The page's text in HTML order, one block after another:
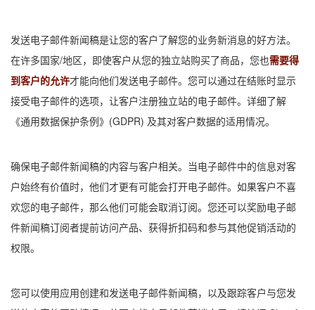
发送电子邮件新闻稿是让您的客户了解您的业务新消息的好方法。
在许多国家/地区，即使客户从您的独立站购买了商品，您也需要得
到客户的允许才能向他们发送电子邮件。您可以通过在结账时显示
接受电子邮件的选项，让客户注册独立站的电子邮件。详细了解
《通用数据保护条例》(GDPR) 及其对客户数据的适用情况。
确保电子邮件新闻稿的内容与客户相关。当电子邮件中的信息对客
户始终有价值时，他们才更有可能会打开电子邮件。如果客户不喜
欢您的电子邮件，那么他们可能会取消订阅。您还可以奖励电子邮
件新闻稿订阅者提前访问产品、获得折扣码和参与其他促销活动的
权限。
您可以使用应用创建和发送电子邮件新闻稿，以及跟踪客户与您发